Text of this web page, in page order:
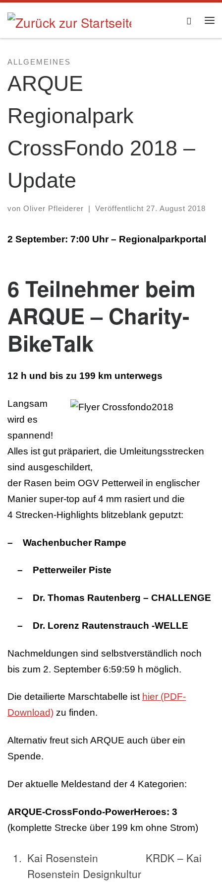
Zum Inhalt springen Search
ALLGEMEINES
ARQUE
Regionalpark
CrossFondo 2018 –
Update
von Oliver Pfleiderer Veröffentlicht 27. August 2018
2 September: 7:00 Uhr – Regionalparkportal
6 Teilnehmer beim
ARQUE – Charity-
BikeTalk
12 h und bis zu 199 km unterwegs
Langsam
wird es
spannend!
Alles ist gut präpariert, die Umleitungsstrecken
sind ausgeschildert,
der Rasen beim OGV Petterweil in englischer
Manier super-top auf 4 mm rasiert und die
4 Strecken-Highlights blitzeblank geputzt:
– Wachenbucher Rampe
– Petterweiler Piste
– Dr. Thomas Rautenberg – CHALLENGE
– Dr. Lorenz Rautenstrauch -WELLE
Nachmeldungen sind selbstverständlich noch
bis zum 2. September 6:59:59 h möglich.
Die detailierte Marschtabelle ist hier (PDF-
Download) zu finden.
Alternativ freut sich ARQUE auch über ein
Spende.
Der aktuelle Meldestand der 4 Kategorien:
ARQUE-CrossFondo-PowerHeroes: 3
(komplette Strecke über 199 km ohne Strom)
Kai Rosenstein KRDK – Kai
Rosenstein Designkultur